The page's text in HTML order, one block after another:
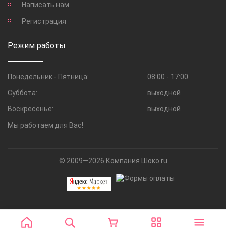
Написать нам
Регистрация
Режим работы
Понедельник - Пятница:
08:00 - 17:00
Суббота:
выходной
Воскресенье:
выходной
Мы работаем для Вас!
© 2009—2026 Компания Шоко.ru